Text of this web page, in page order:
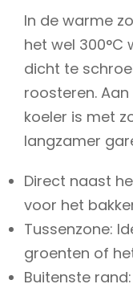
In de warme
het wel 300°C
dicht te
roosteren.
koeler is met
langzamer
Direct naast
voor het
Tussenzone:
groenten of
Buitenste